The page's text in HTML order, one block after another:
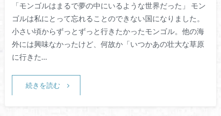
「モンゴルはまるで夢の中にいるような世界だった」 モン
ゴルは私にとって忘れることのできない国になりました。
小さい頃からずっとずっと行きたかったモンゴル。他の海
外には興味なかったけど、何故か「いつかあの壮大な草原
に行きた…
続きを読む